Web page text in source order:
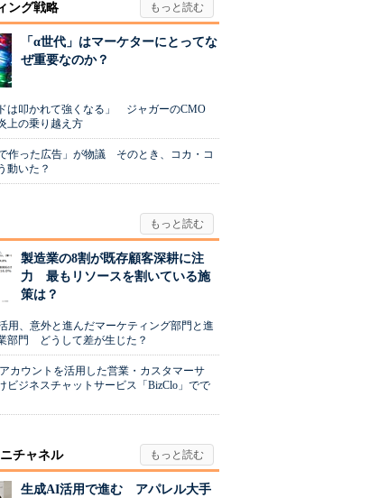
ング戦略
「α世代」はマーケターにとってな
ぜ重要なのか？
ドは叩かれて強くなる」 ジャガーのCMO
上の乗り越え方
作った広告」が物議 そのとき、コカ・コ
動いた？
製造業の8割が既存顧客深耕に注
力 最もリソースを割いている施
策は？
用、意外と進んだマーケティング部門と進
部門 どうして差が生じた？
カウントを活用した営業・カスタマーサ
ビジネスチャットサービス「BizClo」でで
チャネル
生成AI活用で進む アパレル大手